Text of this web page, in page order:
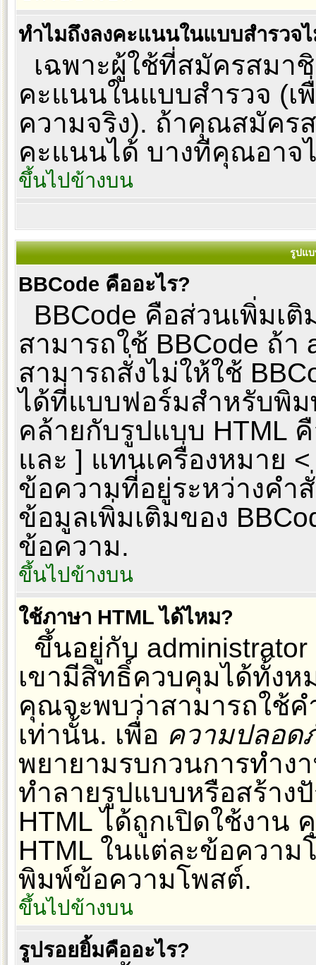
ทำไมถึงลงคะแนนในแบบสำรวจ
เฉพาะผู้ใช้ที่สมัครสมา
คะแนนในแบบสำรวจ (เ
ความจริง). ถ้าคุณสมัคร
คะแนนได้ บางทีคุณอาจ
ขึ้นไปข้างบน
รูปแ
BBCode คืออะไร?
BBCode คือส่วนเพิ่มเ
สามารถใช้ BBCode ถ้
สามารถสั่งไม่ให้ใช้
ได้ที่แบบฟอร์มสำหรับพิม
คล้ายกับรูปแบบ HTML
และ ] แทนเครื่องหมาย
ข้อความที่อยู่ระหว่างคำ
ข้อมูลเพิ่มเติมของ
ข้อความ.
ขึ้นไปข้างบน
ใช้ภาษา HTML ได้ไหม?
ขึ้นอยู่กับ
เขามีสิทธิ์ควบคุมได้ทั้ง
คุณจะพบว่าสามารถใช้ค
เท่านั้น. เพื่อ ความปลอด
พยายามรบกวนการทำง
ทำลายรูปแบบหรือสร้าง
HTML ได้ถูกเปิดใช้งาน
HTML ในแต่ละข้อควา
พิมพ์ข้อความโพสต์.
ขึ้นไปข้างบน
รูปรอยยิ้มคืออะไร?